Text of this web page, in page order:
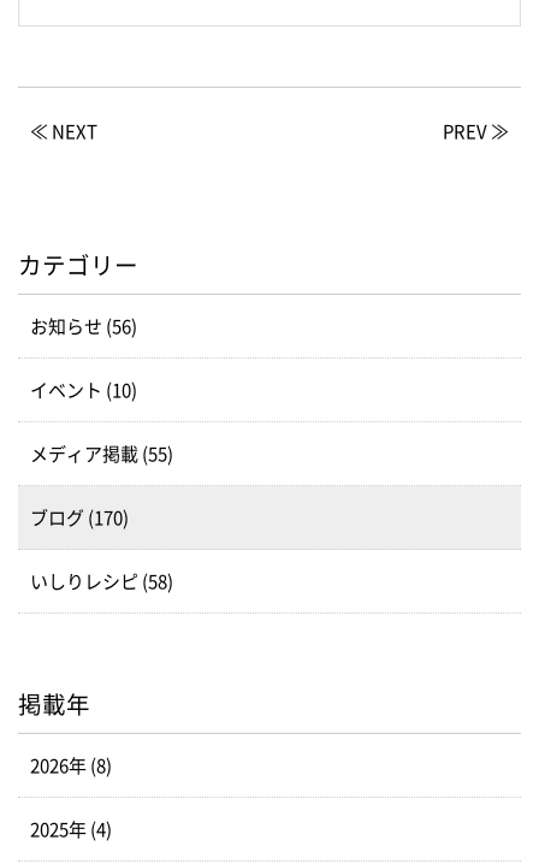
≪ NEXT PREV ≫
カテゴリー
お知らせ (56)
イベント (10)
メディア掲載 (55)
ブログ (170)
いしりレシピ (58)
掲載年
2026年 (8)
2025年 (4)